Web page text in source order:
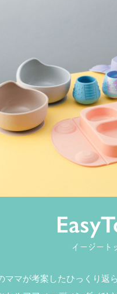
イージート
ママが考案したひっくり返